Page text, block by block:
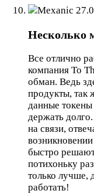
Mexanic
Несколько
Все отлично
компания To
обман. Ведь
продукты, так
данные
держать
на связи,
быстро решают
потихоньку
только лучше,
работать!